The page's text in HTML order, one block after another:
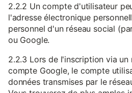
2.2.2 Un compte d'utilisateur
l'adresse électronique
personnel d'un réseau social
ou Google.
2.2.3 Lors de l'inscription via un
compte Google, le compte
données transmises par le